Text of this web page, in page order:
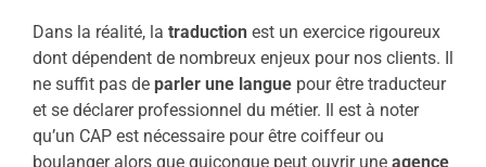
Dans la réalité, la traduction est un exercice rigoureux
dont dépendent de nombreux enjeux pour nos clients. Il
ne suffit pas de parler une langue pour être traducteur
et se déclarer professionnel du métier. Il est à noter
qu’un CAP est nécessaire pour être coiffeur ou
boulanger alors que quiconque peut ouvrir une agence